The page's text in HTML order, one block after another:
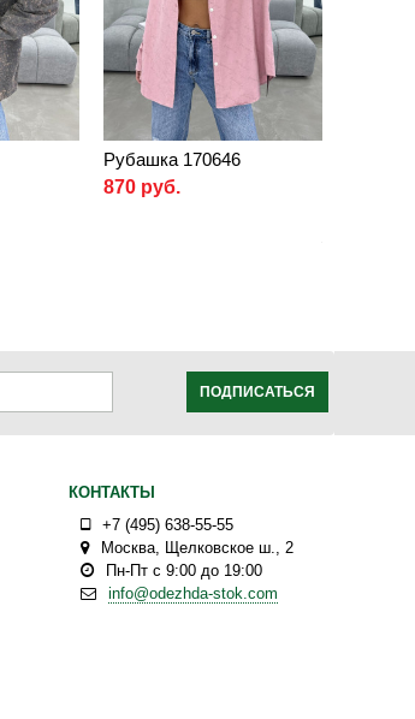
Рубашка 170646
870 руб.
ПОДПИСАТЬСЯ
КОНТАКТЫ
+7 (495) 638-55-55
Москва, Щелковское ш., 2
Пн-Пт с 9:00 до 19:00
info@odezhda-stok.com